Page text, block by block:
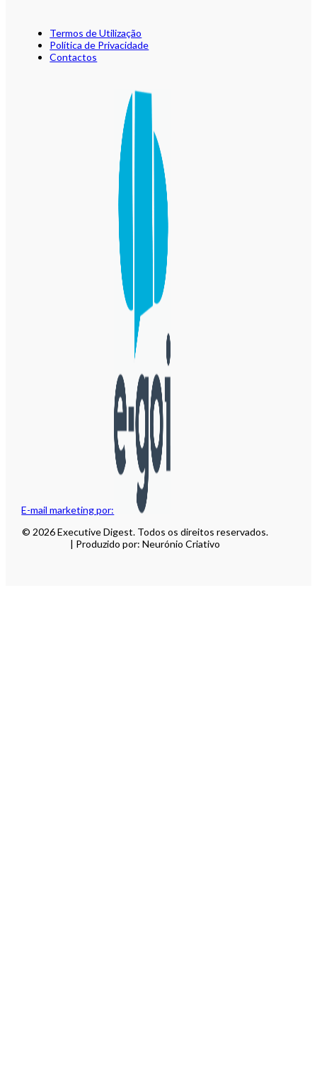
E-mail marketing por:
Termos de Utilização
Política de Privacidade
Contactos
© 2026 Executive Digest. Todos os direitos reservados.
| Produzido por: Neurónio Criativo